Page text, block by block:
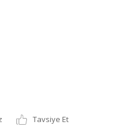
Tavsiye Et